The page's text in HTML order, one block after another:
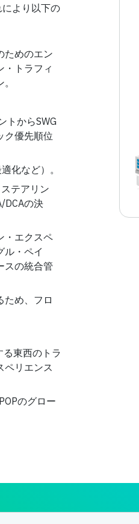
より以下の
ためのエン
・トラフィ
トからSWG
ク優先順位
化など）。
テアリン
DCAの決
・エクスペ
ル・ペイ
スの統合管
ため、フロ
る東西のトラ
ペリエンス
のグロー